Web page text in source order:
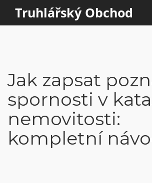
Truhlářský Obchod
Jak zapsat
spornosti v
nemovitosti:
kompletní